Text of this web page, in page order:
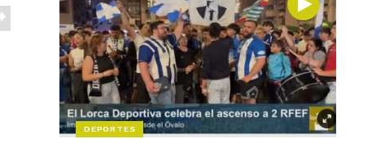
DEPORTES